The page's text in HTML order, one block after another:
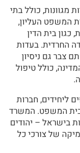
כולל בתי
המשפט העליון,
כגון בית הדין
החרדית. בעדות
צבר גם ניסיון
כולל טיפול
ליחידים, חברות
בית המשפט. המשרד
בישראל – יהודים
של צורכי כל